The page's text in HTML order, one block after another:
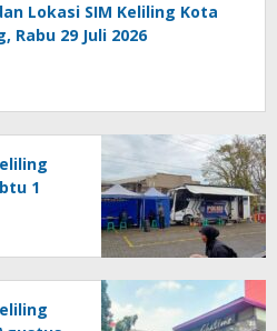
Lokasi SIM Keliling Kota
Rabu 29 Juli 2026
1